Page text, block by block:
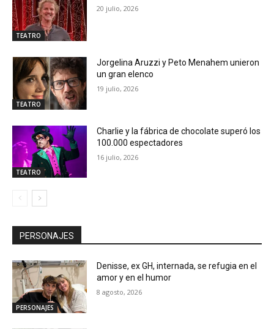
TEATRO
20 julio, 2026
TEATRO
Jorgelina Aruzzi y Peto Menahem unieron
un gran elenco
19 julio, 2026
TEATRO
Charlie y la fábrica de chocolate superó los
100.000 espectadores
16 julio, 2026
PERSONAJES
PERSONAJES
Denisse, ex GH, internada, se refugia en el
amor y en el humor
8 agosto, 2026